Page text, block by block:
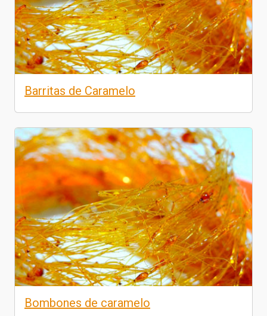
Barritas de Caramelo
Bombones de caramelo